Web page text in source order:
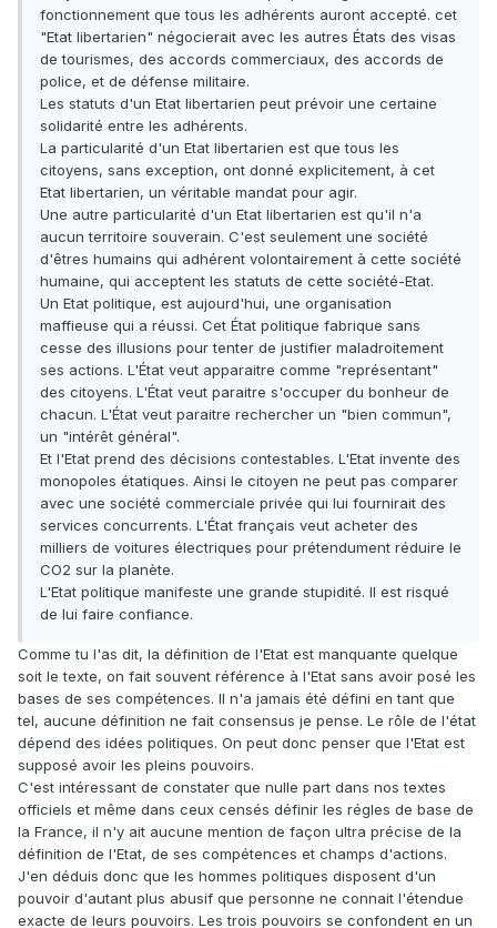
fonctionnement que tous les adhérents auront accepté. cet
"Etat libertarien" négocierait avec les autres États des visas
de tourismes, des accords commerciaux, des accords de
police, et de défense militaire.
Les statuts d'un Etat libertarien peut prévoir une certaine
solidarité entre les adhérents.
La particularité d'un Etat libertarien est que tous les
citoyens, sans exception, ont donné explicitement, à cet
Etat libertarien, un véritable mandat pour agir.
Une autre particularité d'un Etat libertarien est qu'il n'a
aucun territoire souverain. C'est seulement une société
d'êtres humains qui adhérent volontairement à cette société
humaine, qui acceptent les statuts de cette société-Etat.
Un Etat politique, est aujourd'hui, une organisation
maffieuse qui a réussi. Cet État politique fabrique sans
cesse des illusions pour tenter de justifier maladroitement
ses actions. L'État veut apparaitre comme "représentant"
des citoyens. L'État veut paraitre s'occuper du bonheur de
chacun. L'État veut paraitre rechercher un "bien commun",
un "intérêt général".
Et l'Etat prend des décisions contestables. L'Etat invente des
monopoles étatiques. Ainsi le citoyen ne peut pas comparer
avec une société commerciale privée qui lui fournirait des
services concurrents. L'État français veut acheter des
milliers de voitures électriques pour prétendument réduire le
CO2 sur la planète.
L'Etat politique manifeste une grande stupidité. Il est risqué
de lui faire confiance.
Comme tu l'as dit, la définition de l'Etat est manquante quelque
soit le texte, on fait souvent référence à l'Etat sans avoir posé les
bases de ses compétences. Il n'a jamais été défini en tant que
tel, aucune définition ne fait consensus je pense. Le rôle de l'état
dépend des idées politiques. On peut donc penser que l'Etat est
supposé avoir les pleins pouvoirs.
C'est intéressant de constater que nulle part dans nos textes
officiels et même dans ceux censés définir les régles de base de
la France, il n'y ait aucune mention de façon ultra précise de la
définition de l'Etat, de ses compétences et champs d'actions.
J'en déduis donc que les hommes politiques disposent d'un
pouvoir d'autant plus abusif que personne ne connait l'étendue
exacte de leurs pouvoirs. Les trois pouvoirs se confondent en un